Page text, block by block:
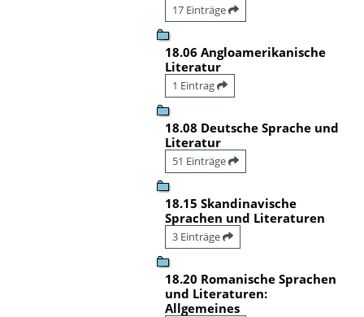
17 Einträge
18.06 Angloamerikanische
Literatur
1 Eintrag
18.08 Deutsche Sprache und
Literatur
51 Einträge
18.15 Skandinavische
Sprachen und Literaturen
3 Einträge
18.20 Romanische Sprachen
und Literaturen:
Allgemeines